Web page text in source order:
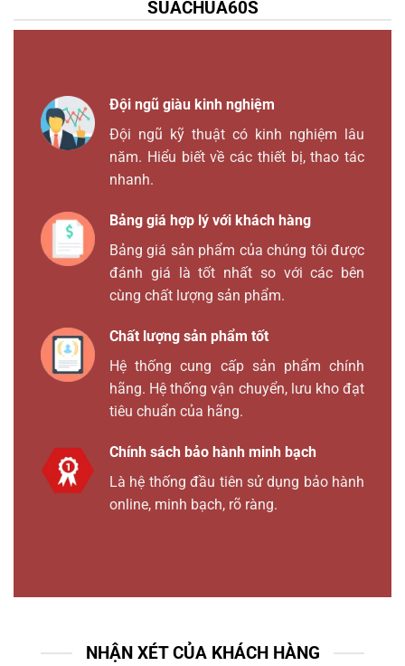
SUACHUA60S
Đội ngũ giàu kinh nghiệm
Đội ngũ kỹ thuật có kinh nghiệm lâu
năm. Hiểu biết về các thiết bị, thao tác
nhanh.
Bảng giá hợp lý với khách hàng
Bảng giá sản phẩm của chúng tôi được
đánh giá là tốt nhất so với các bên
cùng chất lượng sản phẩm.
Chất lượng sản phẩm tốt
Hệ thống cung cấp sản phẩm chính
hãng. Hệ thống vận chuyển, lưu kho đạt
tiêu chuẩn của hãng.
Chính sách bảo hành minh bạch
Là hệ thống đầu tiên sử dụng bảo hành
online, minh bạch, rõ ràng.
NHẬN XÉT CỦA KHÁCH HÀNG